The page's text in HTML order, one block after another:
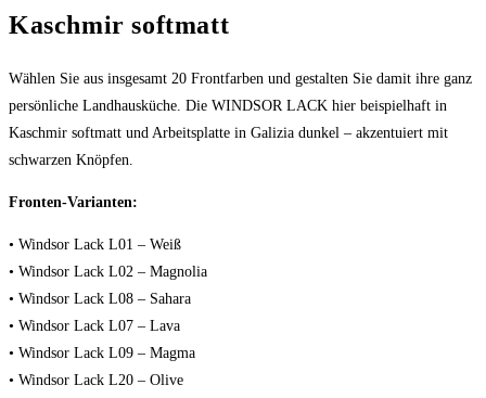
Kaschmir softmatt
Wählen Sie aus insgesamt 20 Frontfarben und gestalten Sie damit ihre ganz
persönliche Landhausküche. Die WINDSOR LACK hier beispielhaft in
Kaschmir softmatt und Arbeitsplatte in Galizia dunkel – akzentuiert mit
schwarzen Knöpfen.
Fronten-Varianten:
• Windsor Lack L01 – Weiß
• Windsor Lack L02 – Magnolia
• Windsor Lack L08 – Sahara
• Windsor Lack L07 – Lava
• Windsor Lack L09 – Magma
• Windsor Lack L20 – Olive